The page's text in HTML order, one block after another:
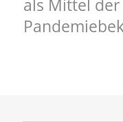
als Mittel der